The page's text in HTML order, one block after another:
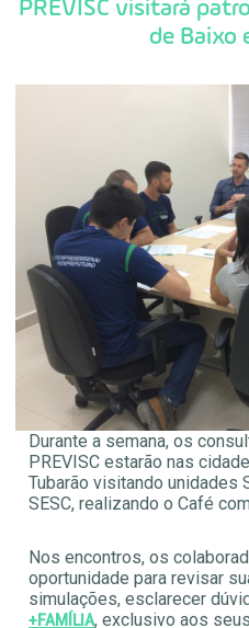
PREVISC visitará
de Baixo
Durante a semana, os
PREVISC estarão nas
Tubarão visitando unidades
SESC, realizando o Café
Nos encontros, os
oportunidade para revisar
simulações, esclarecer
+FAMÍLIA, exclusivo aos